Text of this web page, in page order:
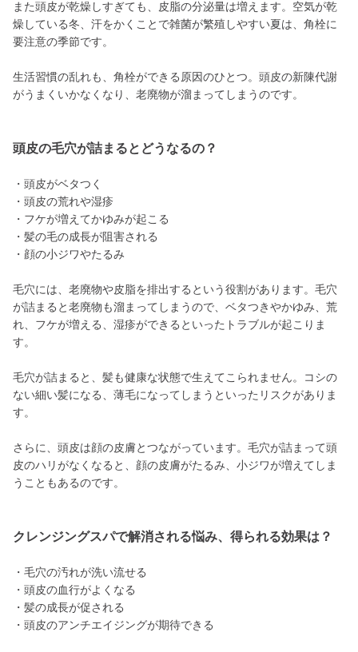
また頭皮が乾燥しすぎても、皮脂の分泌量は増えます。空気が乾
燥している冬、汗をかくことで雑菌が繁殖しやすい夏は、角栓に
要注意の季節です。
生活習慣の乱れも、角栓ができる原因のひとつ。頭皮の新陳代謝
がうまくいかなくなり、老廃物が溜まってしまうのです。
頭皮の毛穴が詰まるとどうなるの？
・頭皮がベタつく
・頭皮の荒れや湿疹
・フケが増えてかゆみが起こる
・髪の毛の成長が阻害される
・顔の小ジワやたるみ
毛穴には、老廃物や皮脂を排出するという役割があります。毛穴
が詰まると老廃物も溜まってしまうので、ベタつきやかゆみ、荒
れ、フケが増える、湿疹ができるといったトラブルが起こりま
す。
毛穴が詰まると、髪も健康な状態で生えてこられません。コシの
ない細い髪になる、薄毛になってしまうといったリスクがありま
す。
さらに、頭皮は顔の皮膚とつながっています。毛穴が詰まって頭
皮のハリがなくなると、顔の皮膚がたるみ、小ジワが増えてしま
うこともあるのです。
クレンジングスパで解消される悩み、得られる効果は？
・毛穴の汚れが洗い流せる
・頭皮の血行がよくなる
・髪の成長が促される
・頭皮のアンチエイジングが期待できる